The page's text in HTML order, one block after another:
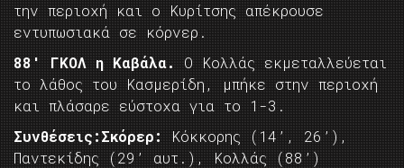
την περιοχή και ο Κυρίτσης απέκρουσε
εντυπωσιακά σε κόρνερ.
88′ ΓΚΟΛ η Καβάλα. Ο Κολλάς εκμεταλλεύεται
το λάθος του Κασμερίδη, μπήκε στην περιοχή
και πλάσαρε εύστοχα για το 1-3.
Συνθέσεις:Σκόρερ: Κόκκορης (14’, 26’),
Παντεκίδης (29’ αυτ.), Κολλάς (88’)